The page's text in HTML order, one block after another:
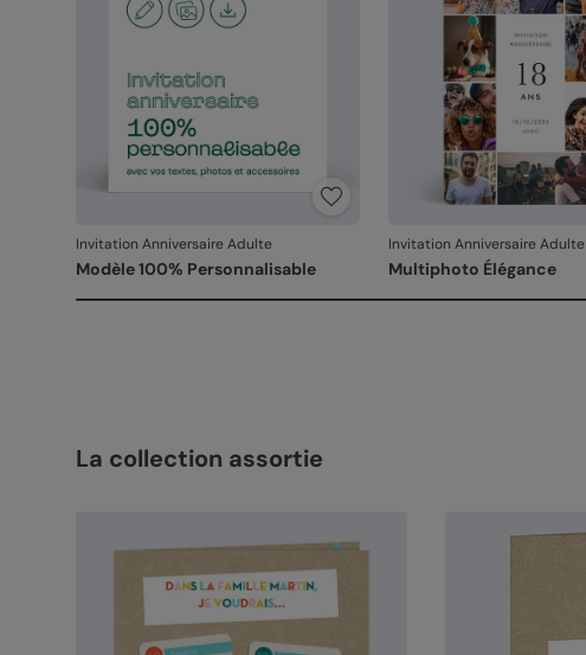
Invitation Anniversaire Adulte
Modèle 100% Personnalisable
Invitation Anniversaire Adulte
Multiphoto Élégance
La collection assortie